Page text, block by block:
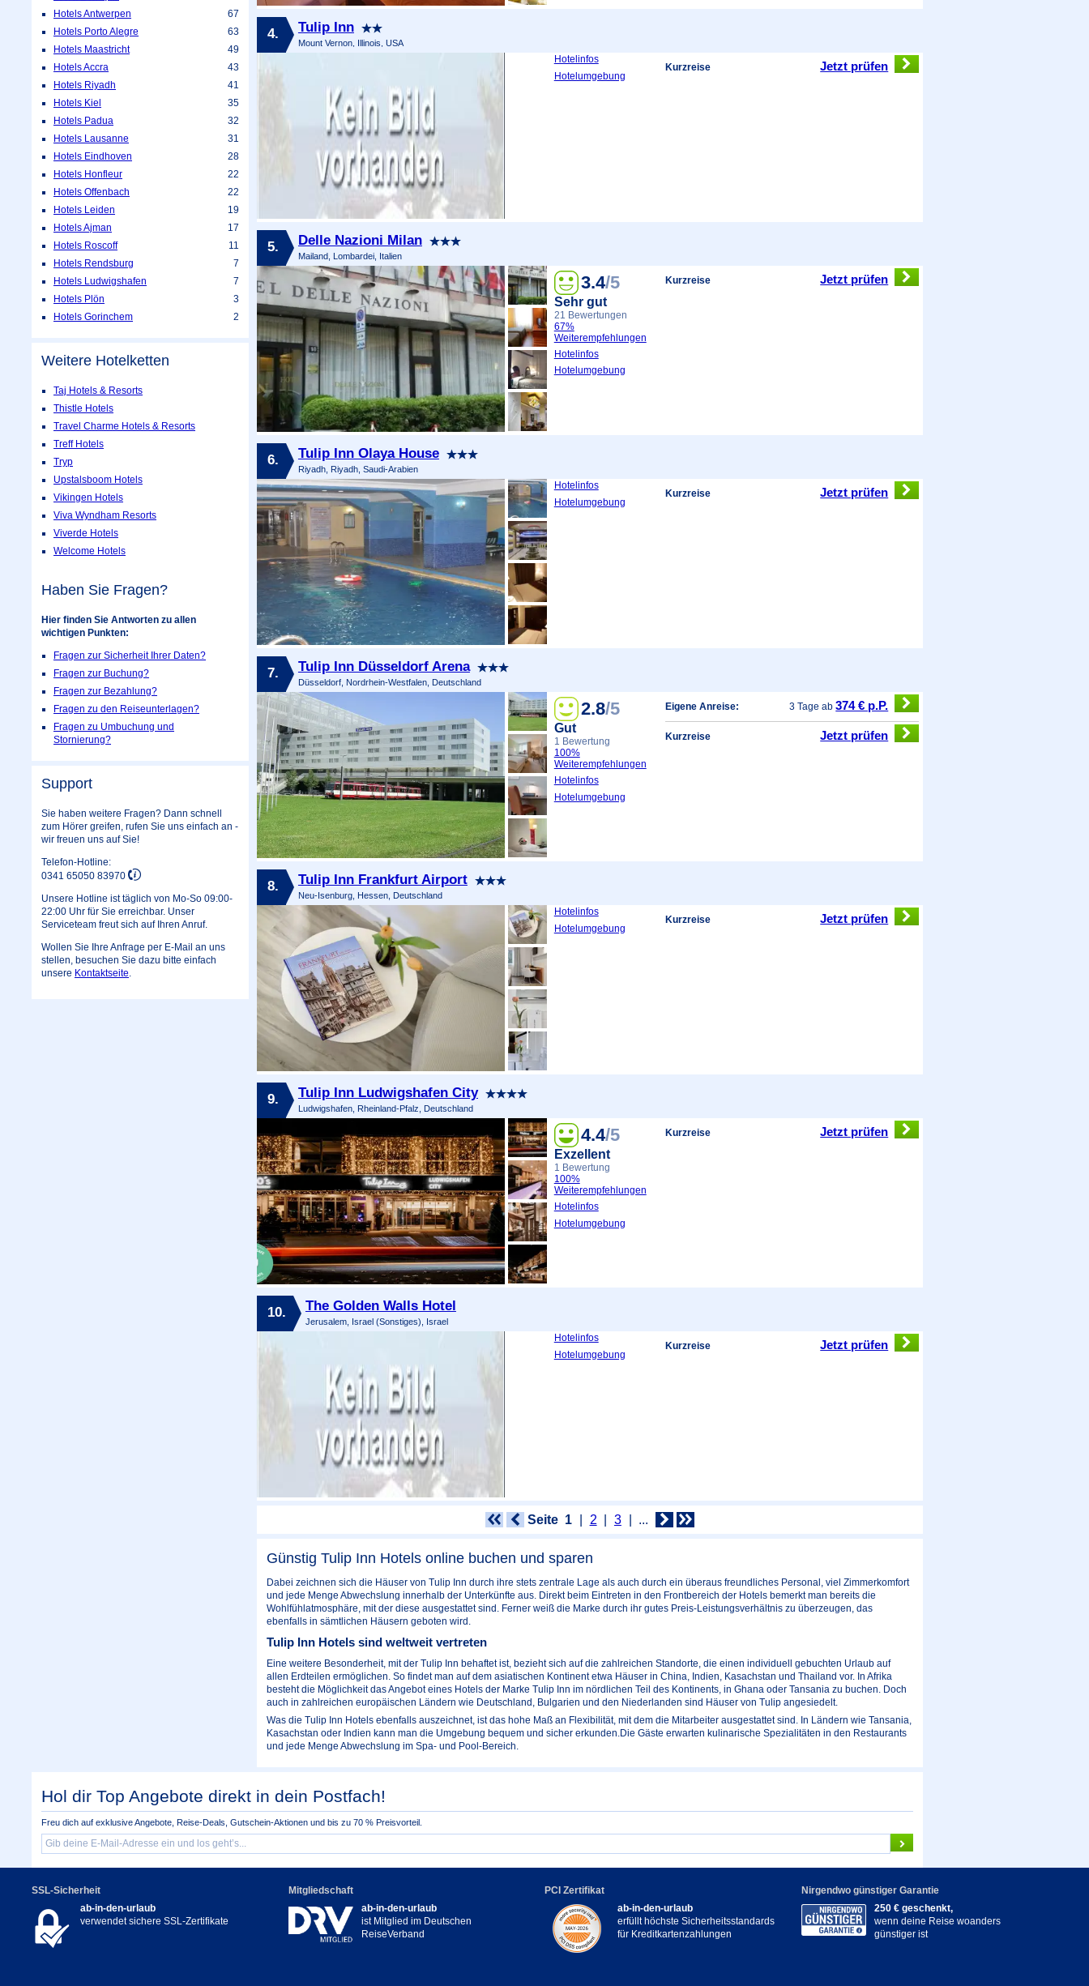
4. Tulip Inn
Mount Vernon, Illinois, USA
Hotelinfos
Hotelumgebung
Kurzreise Jetzt prüfen
5. Delle Nazioni Milan
Mailand, Lombardei, Italien
3.4/5
Sehr gut
21 Bewertungen
67%
Weiterempfehlungen
Hotelinfos
Hotelumgebung
Kurzreise Jetzt prüfen
6. Tulip Inn Olaya House
Riyadh, Riyadh, Saudi-Arabien
Hotelinfos
Hotelumgebung
Kurzreise Jetzt prüfen
7. Tulip Inn Düsseldorf Arena
Düsseldorf, Nordrhein-Westfalen, Deutschland
2.8/5
Gut
1 Bewertung
100%
Weiterempfehlungen
Hotelinfos
Hotelumgebung
Eigene Anreise: 3 Tage ab374 € p.P.
Kurzreise Jetzt prüfen
8. Tulip Inn Frankfurt Airport
Neu-Isenburg, Hessen, Deutschland
Hotelinfos
Hotelumgebung
Kurzreise Jetzt prüfen
9. Tulip Inn Ludwigshafen City
Ludwigshafen, Rheinland-Pfalz, Deutschland
4.4/5
Exzellent
1 Bewertung
100%
Weiterempfehlungen
Hotelinfos
Hotelumgebung
Kurzreise Jetzt prüfen
10. The Golden Walls Hotel
Jerusalem, Israel (Sonstiges), Israel
Hotelinfos
Hotelumgebung
Kurzreise Jetzt prüfen
Seite 1 2 3 ...
Günstig Tulip Inn Hotels online buchen und sparen
Dabei zeichnen sich die Häuser von Tulip Inn durch ihre stets zentrale Lage als auch durch ein überaus freundliches Personal, viel Zimmerkomfort
und jede Menge Abwechslung innerhalb der Unterkünfte aus. Direkt beim Eintreten in den Frontbereich der Hotels bemerkt man bereits die
Wohlfühlatmosphäre, mit der diese ausgestattet sind. Ferner weiß die Marke durch ihr gutes Preis-Leistungsverhältnis zu überzeugen, das
ebenfalls in sämtlichen Häusern geboten wird.
Tulip Inn Hotels sind weltweit vertreten
Eine weitere Besonderheit, mit der Tulip Inn behaftet ist, bezieht sich auf die zahlreichen Standorte, die einen individuell gebuchten Urlaub auf
allen Erdteilen ermöglichen. So findet man auf dem asiatischen Kontinent etwa Häuser in China, Indien, Kasachstan und Thailand vor. In Afrika
besteht die Möglichkeit das Angebot eines Hotels der Marke Tulip Inn im nördlichen Teil des Kontinents, in Ghana oder Tansania zu buchen. Doch
auch in zahlreichen europäischen Ländern wie Deutschland, Bulgarien und den Niederlanden sind Häuser von Tulip angesiedelt.
Was die Tulip Inn Hotels ebenfalls auszeichnet, ist das hohe Maß an Flexibilität, mit dem die Mitarbeiter ausgestattet sind. In Ländern wie Tansania,
Kasachstan oder Indien kann man die Umgebung bequem und sicher erkunden.Die Gäste erwarten kulinarische Spezialitäten in den Restaurants
und jede Menge Abwechslung im Spa- und Pool-Bereich.
Hotels Antwerpen
67
Hotels Porto Alegre
63
Hotels Maastricht
49
Hotels Accra
43
Hotels Riyadh
41
Hotels Kiel
35
Hotels Padua
32
Hotels Lausanne
31
Hotels Eindhoven
28
Hotels Honfleur
22
Hotels Offenbach
22
Hotels Leiden
19
Hotels Ajman
17
Hotels Roscoff
11
Hotels Rendsburg
7
Hotels Ludwigshafen
7
Hotels Plön
3
Hotels Gorinchem
2
Weitere Hotelketten
Taj Hotels & Resorts
Thistle Hotels
Travel Charme Hotels & Resorts
Treff Hotels
Tryp
Upstalsboom Hotels
Vikingen Hotels
Viva Wyndham Resorts
Viverde Hotels
Welcome Hotels
Haben Sie Fragen?
Hier finden Sie Antworten zu allen
wichtigen Punkten:
Fragen zur Sicherheit Ihrer Daten?
Fragen zur Buchung?
Fragen zur Bezahlung?
Fragen zu den Reiseunterlagen?
Fragen zu Umbuchung und
Stornierung?
Support
Sie haben weitere Fragen? Dann schnell
zum Hörer greifen, rufen Sie uns einfach an -
wir freuen uns auf Sie!
Telefon-Hotline:
0341 65050 83970
Unsere Hotline ist täglich von Mo-So 09:00-
22:00 Uhr für Sie erreichbar. Unser
Serviceteam freut sich auf Ihren Anruf.
Wollen Sie Ihre Anfrage per E-Mail an uns
stellen, besuchen Sie dazu bitte einfach
unsere Kontaktseite.
Hol dir Top Angebote direkt in dein Postfach!
Freu dich auf exklusive Angebote, Reise-Deals, Gutschein-Aktionen und bis zu 70 % Preisvorteil.
SSL-Sicherheit
ab-in-den-urlaub
verwendet sichere SSL-Zertifikate
Mitgliedschaft
ab-in-den-urlaub
ist Mitglied im Deutschen
ReiseVerband
PCI Zertifikat
ab-in-den-urlaub
erfüllt höchste Sicherheitsstandards
für Kreditkartenzahlungen
Nirgendwo günstiger Garantie
250 € geschenkt,
wenn deine Reise woanders
günstiger ist